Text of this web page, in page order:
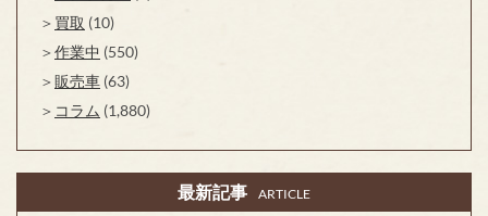
買取 (10)
作業中 (550)
販売車 (63)
コラム (1,880)
最新記事 ARTICLE